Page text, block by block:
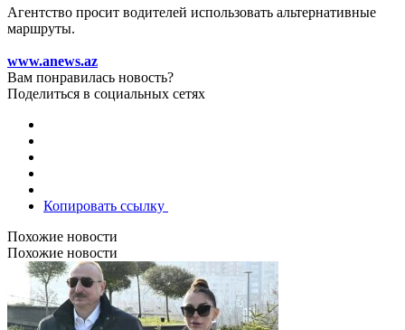
Агентство просит водителей использовать альтернативные
маршруты.
www.anews.az
Вам понравилась новость?
Поделиться в социальных сетях
Копировать ссылку
Похожие новости
Похожие новости